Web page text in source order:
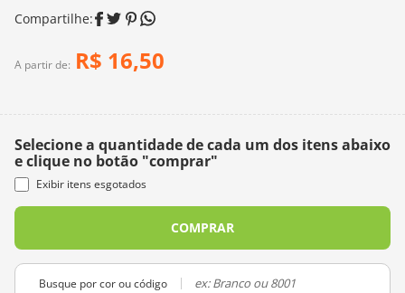
A partir de: R$ 16,50
Selecione a quantidade de cada um dos itens abaixo
e clique no botão "comprar"
Exibir itens esgotados
COMPRAR
Busque por cor ou código
5º fio amigurumi
euroroma
9º charme
batik